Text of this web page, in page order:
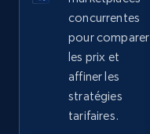
URL, Title,
price, Final price,
5.4K+
concurrentes
pour comparer
les prix et
affiner les
stratégies
tarifaires.